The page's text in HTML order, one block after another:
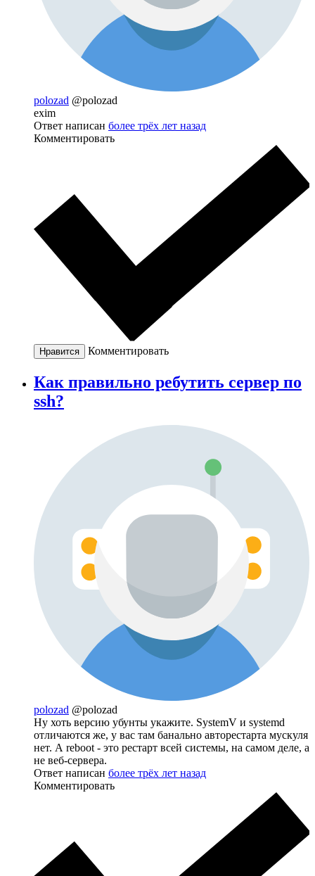
polozad @polozad
exim
Ответ написан более трёх лет назад
Комментировать
Нравится Комментировать
Как правильно ребутить сервер по
ssh?
polozad @polozad
Ну хоть версию убунты укажите. SystemV и systemd
отличаются же, у вас там банально авторестарта мускуля
нет. А reboot - это рестарт всей системы, на самом деле, а
не веб-сервера.
Ответ написан более трёх лет назад
Комментировать